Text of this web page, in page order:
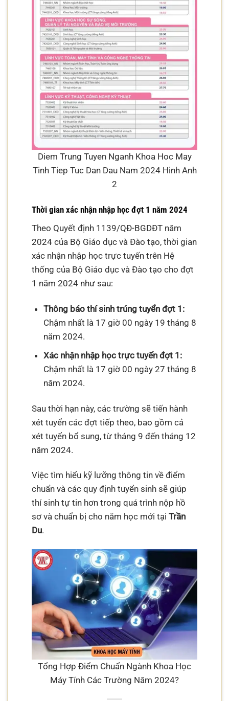
Diem Trung Tuyen Nganh Khoa Hoc May
Tinh Tiep Tuc Dan Dau Nam 2024 Hinh Anh
2
Thời gian xác nhận nhập học đợt 1 năm 2024
Theo Quyết định 1139/QĐ-BGDĐT năm
2024 của Bộ Giáo dục và Đào tạo, thời gian
xác nhận nhập học trực tuyến trên Hệ
thống của Bộ Giáo dục và Đào tạo cho đợt
1 năm 2024 như sau:
Thông báo thí sinh trúng tuyển đợt 1:
Chậm nhất là 17 giờ 00 ngày 19 tháng 8
năm 2024.
Xác nhận nhập học trực tuyến đợt 1:
Chậm nhất là 17 giờ 00 ngày 27 tháng 8
năm 2024.
Sau thời hạn này, các trường sẽ tiến hành
xét tuyển các đợt tiếp theo, bao gồm cả
xét tuyển bổ sung, từ tháng 9 đến tháng 12
năm 2024.
Việc tìm hiểu kỹ lưỡng thông tin về điểm
chuẩn và các quy định tuyển sinh sẽ giúp
thí sinh tự tin hơn trong quá trình nộp hồ
sơ và chuẩn bị cho năm học mới tạiTrần
Du.
Tổng Hợp Điểm Chuẩn Ngành Khoa Học
Máy Tính Các Trường Năm 2024?